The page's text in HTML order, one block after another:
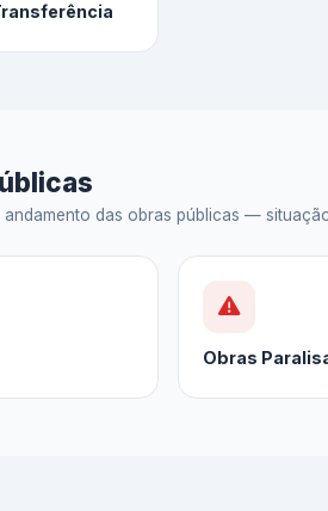
das obras públicas —
Obras